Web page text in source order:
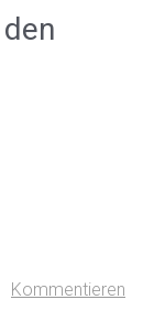
Kommentieren